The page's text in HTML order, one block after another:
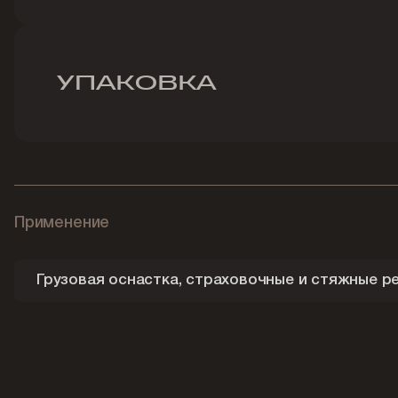
УПАКОВКА
Применение
Грузовая оснастка, страховочные и стяжные